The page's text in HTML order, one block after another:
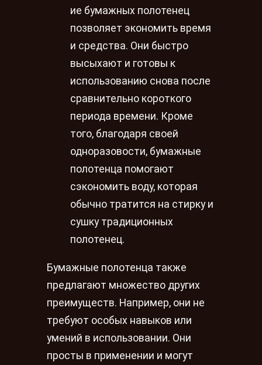
ие бумажных полотенец
позволяет экономить время
и средства. Они быстро
высыхают и готовы к
использованию снова после
сравнительно короткого
периода времени. Кроме
того, благодаря своей
одноразовости, бумажные
полотенца помогают
сэкономить воду, которая
обычно тратится на стирку и
сушку традиционных
полотенец.
Бумажные полотенца также
предлагают множество других
преимуществ. Например, они не
требуют особых навыков или
умений в использовании. Они
просты в применении и могут